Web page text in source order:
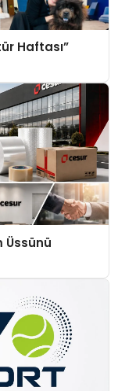
Haftası”
Üssünü